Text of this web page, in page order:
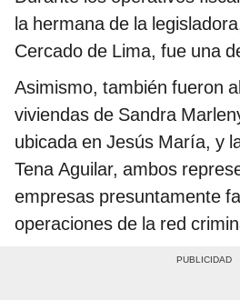
la hermana de la
Cercado de Lima, fue una
Asimismo, también fueron
viviendas de Sandra
ubicada en Jesús María, y
Tena Aguilar, ambos
empresas presuntamente
operaciones de la red